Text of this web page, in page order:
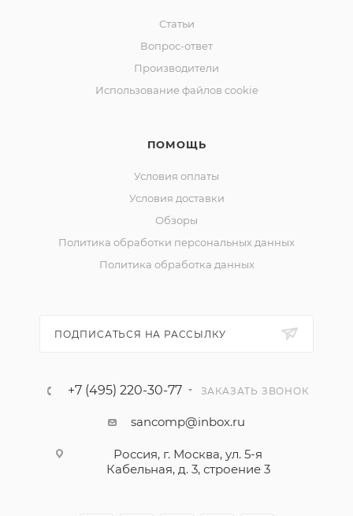
Статьи
Вопрос-ответ
Производители
Использование файлов cookie
ПОМОЩЬ
Условия оплаты
Условия доставки
Обзоры
Политика обработки персональных данных
Политика обработка данных
ПОДПИСАТЬСЯ НА РАССЫЛКУ
+7 (495) 220-30-77 ЗАКАЗАТЬ ЗВОНОК
sancomp@inbox.ru
Россия, г. Москва, ул. 5-я
Кабельная, д. 3, строение 3